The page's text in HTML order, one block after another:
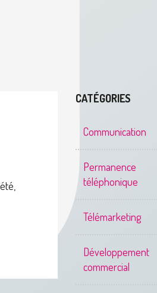
CATÉGORIES
Communication
Permanence
téléphonique
Télémarketing
Développement
commercial